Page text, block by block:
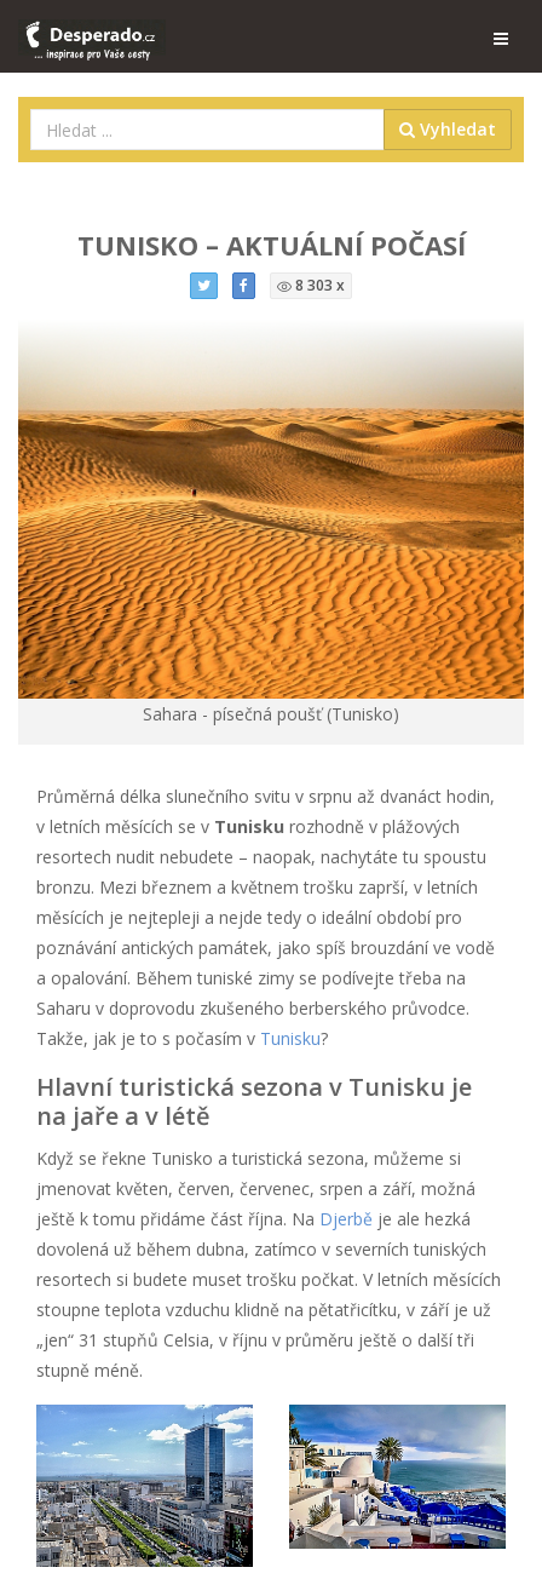
Vyhledat
TUNISKO – AKTUÁLNÍ POČASÍ
8 303 x
Sahara - písečná poušť (Tunisko)
Průměrná délka slunečního svitu v srpnu až dvanáct hodin,
v letních měsících se v Tunisku rozhodně v plážových
resortech nudit nebudete – naopak, nachytáte tu spoustu
bronzu. Mezi březnem a květnem trošku zaprší, v letních
měsících je nejtepleji a nejde tedy o ideální období pro
poznávání antických památek, jako spíš brouzdání ve vodě
a opalování. Během tuniské zimy se podívejte třeba na
Saharu v doprovodu zkušeného berberského průvodce.
Takže, jak je to s počasím v Tunisku?
Hlavní turistická sezona v Tunisku je
na jaře a v létě
Když se řekne Tunisko a turistická sezona, můžeme si
jmenovat květen, červen, červenec, srpen a září, možná
ještě k tomu přidáme část října. Na Djerbě je ale hezká
dovolená už během dubna, zatímco v severních tuniských
resortech si budete muset trošku počkat. V letních měsících
stoupne teplota vzduchu klidně na pětatřicítku, v září je už
„jen“ 31 stupňů Celsia, v říjnu v průměru ještě o další tři
stupně méně.